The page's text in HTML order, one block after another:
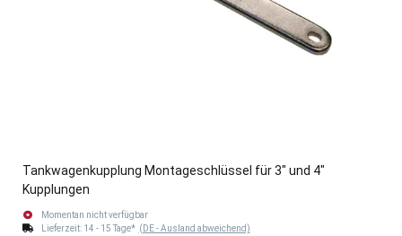
Tankwagenkupplung Montageschlüssel für 3" und 4"
Kupplungen
Momentan nicht verfügbar
Lieferzeit: 14 - 15 Tage* (DE - Ausland abweichend)